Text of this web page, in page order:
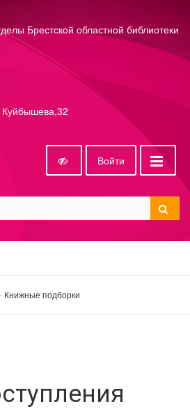
Брестской областной библиотеки
Куйбышева,32
Войти
Книжные подборки